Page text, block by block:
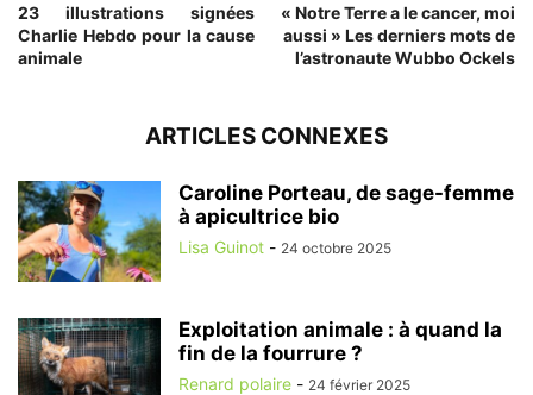
23 illustrations signées
Charlie Hebdo pour la cause
animale
« Notre Terre a le cancer, moi
aussi » Les derniers mots de
l’astronaute Wubbo Ockels
ARTICLES CONNEXES
Caroline Porteau, de sage-femme
à apicultrice bio
Lisa Guinot - 24 octobre 2025
Exploitation animale : à quand la
fin de la fourrure ?
Renard polaire - 24 février 2025